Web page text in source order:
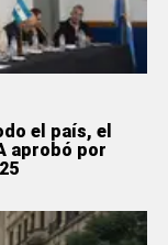
el país, el
aprobó por